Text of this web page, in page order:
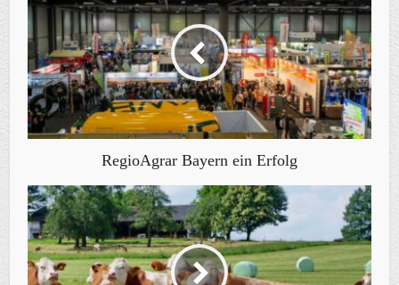
RegioAgrar Bayern ein Erfolg